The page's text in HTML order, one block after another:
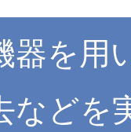
器を用
などを